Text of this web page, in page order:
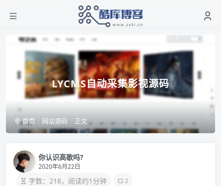
LYCMS自动采集影视源码
首页 网站源码 正文
你认识高歌吗?
2020年6月22日
字数：218，阅读约1分钟 2